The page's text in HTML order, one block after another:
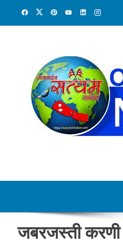
जबरजस्ती करणी